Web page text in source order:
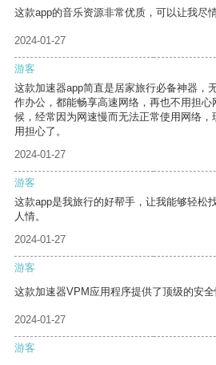
这款app的音乐资源非常优质，可以让我尽
2024-01-27
游客
这款加速器app简直是居家旅行必备神器，
作办公，都能畅享高速网络，再也不用担
候，经常因为网速慢而无法正常使用网络
用担心了。
2024-01-27
游客
这款app是我旅行的好帮手，让我能够轻松
人情。
2024-01-27
游客
这款加速器VPM应用程序提供了顶级的安全
2024-01-27
游客